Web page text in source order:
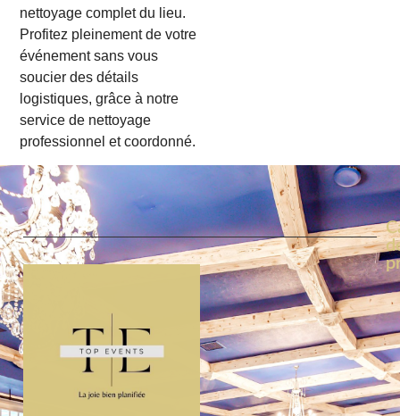
nettoyage complet du lieu.
Profitez pleinement de votre
événement sans vous
soucier des détails
logistiques, grâce à notre
service de nettoyage
professionnel et coordonné.